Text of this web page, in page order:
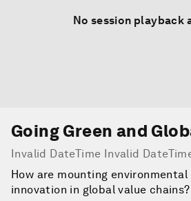
No session playback
Going Green and
Invalid DateTime Invalid
How are mounting
innovation in global value chains?